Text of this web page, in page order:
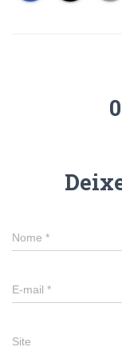
Nome *
E-mail *
Site